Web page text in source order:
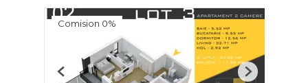
Comision 0%
Previous Next